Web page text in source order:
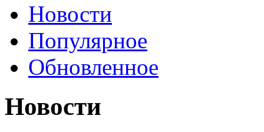
Новости
Популярное
Обновленное
Новости